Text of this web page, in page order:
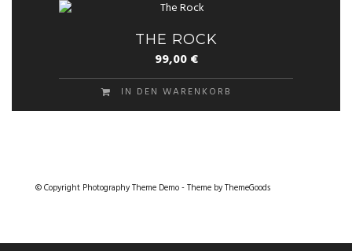
THE ROCK
99,00€
IN DEN WARENKORB
© Copyright Photography Theme Demo - Theme by ThemeGoods